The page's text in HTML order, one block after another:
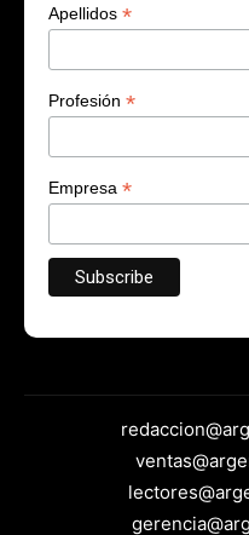
Apellidos *
Profesión *
Empresa *